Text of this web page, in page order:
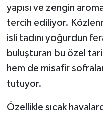
yapısı ve zengin
tercih ediliyor.
isli tadını yoğurdun
buluşturan bu özel
hem de misafir
tutuyor.
Özellikle sıcak